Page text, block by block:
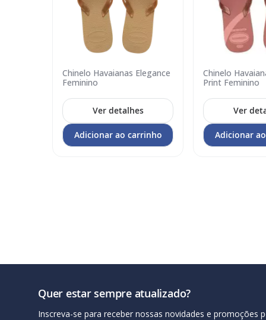
Chinelo Havaianas Elegance
Feminino
Adicionar
no
carrinhoVer detalhes
Adicionar ao carrinho
Chinelo
Print Feminino
Adicionar
no
carrinhoVer
Adicionar
Quer estar sempre atualizado?
Inscreva-se para receber nossas novidades e promoções